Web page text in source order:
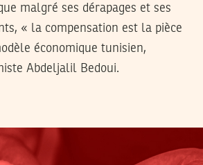
malgré ses dérapages et ses
« la compensation est la pièce
économique tunisien,
Abdeljalil Bedoui.